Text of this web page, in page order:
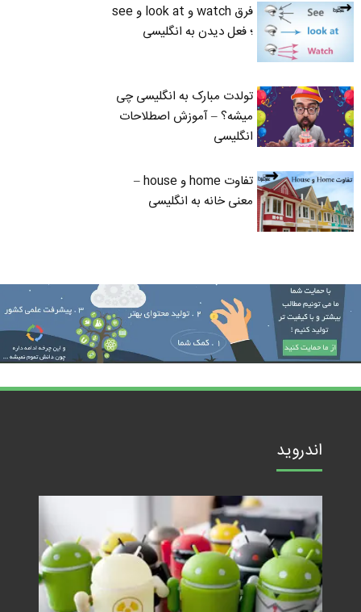
فرق watch و look at و see
؛ فعل دیدن به انگلیسی
تولدت مبارک به انگلیسی چی
میشه؟ – آموزش اصطلاحات
انگلیسی
تفاوت home و house –
معنی خانه به انگلیسی
اندروید